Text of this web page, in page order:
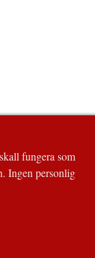
fungera som
Ingen personlig